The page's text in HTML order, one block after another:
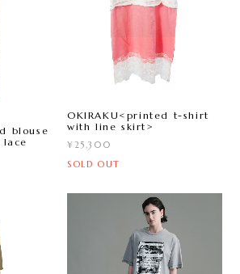
blouse
OKIRAKU<printed t-shirt
with line skirt>
¥25,300
SOLD OUT